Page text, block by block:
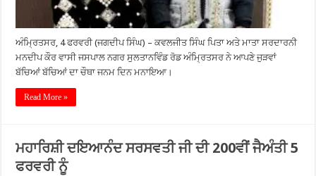
ਅੰਮ੍ਰਿਤਸਰ, 4 ਫਰਵਰੀ (ਜਗਦੀਪ ਸਿੰਘ) – ਕਵਲਜੀਤ ਸਿੰਘ ਪਿਤਾ ਅਤੇ ਮਾਤਾ ਸਰਦਾਰਨੀ
ਮਨਦੀਪ ਕੌਰ ਵਾਸੀ ਜਸਪਾਲ ਨਗਰ ਸੁਲਤਾਨਵਿੰਡ ਰੋਡ ਅੰਮ੍ਰਿਤਸਰ ਨੇ ਆਪਣੇ ਜੁੜਵਾਂ
ਬੱਚਿਆਂ ਬੱਚਿਆਂ ਦਾ ਚੌਥਾ ਜਨਮ ਦਿਨ ਮਨਾਇਆ।
Read More »
ਮਹਾਰਿਸ਼ੀ ਦਇਆਨੰਦ ਸਰਸਵਤੀ ਜੀ ਦੀ 200ਵੀਂ ਜੈਅੰਤੀ 5
ਫਰਵਰੀ ਨੂੰ